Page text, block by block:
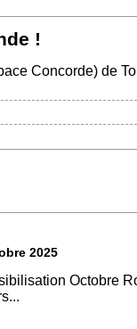
!
Concorde) de
2025
Octobre